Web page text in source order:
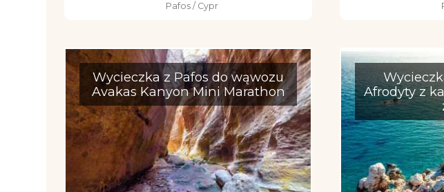
Pafos / Cypr
Wycieczka z Pafos do wąwozu
Avakas Kanyon Mini Marathon
Afrodyty z